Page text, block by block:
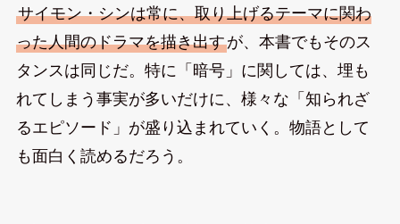
サイモン・シンは常に、取り上げるテーマに関わ
った人間のドラマを描き出すが、本書でもそのス
タンスは同じだ。特に「暗号」に関しては、埋も
れてしまう事実が多いだけに、様々な「知られざ
るエピソード」が盛り込まれていく。物語として
も面白く読めるだろう。